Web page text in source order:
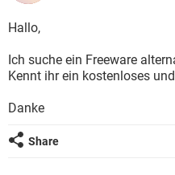
FACEBOOK
WHATSAPP
ANDROID
WINDOWS 10
WHATSAPP
SPIELE
WINDOWS 10
WHATSAPP
FACEBOOK
Hallo,
Ich suche ein Freeware
Kennt ihr ein kostenloses
Danke
Share